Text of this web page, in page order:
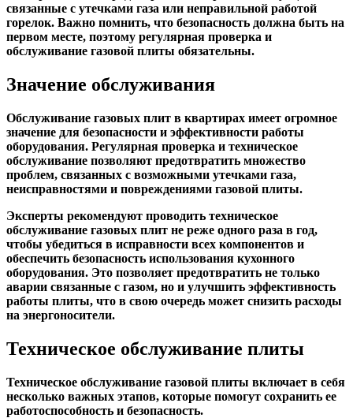
связанные с утечками газа или неправильной работой
горелок. Важно помнить, что безопасность должна быть на
первом месте, поэтому регулярная проверка и
обслуживание газовой плиты обязательны.
Значение обслуживания
Обслуживание газовых плит в квартирах имеет огромное
значение для безопасности и эффективности работы
оборудования. Регулярная проверка и техническое
обслуживание позволяют предотвратить множество
проблем, связанных с возможными утечками газа,
неисправностями и повреждениями газовой плиты.
Эксперты рекомендуют проводить техническое
обслуживание газовых плит не реже одного раза в год,
чтобы убедиться в исправности всех компонентов и
обеспечить безопасность использования кухонного
оборудования. Это позволяет предотвратить не только
аварии связанные с газом, но и улучшить эффективность
работы плиты, что в свою очередь может снизить расходы
на энергоносители.
Техническое обслуживание плиты
Техническое обслуживание газовой плиты включает в себя
несколько важных этапов, которые помогут сохранить ее
работоспособность и безопасность.